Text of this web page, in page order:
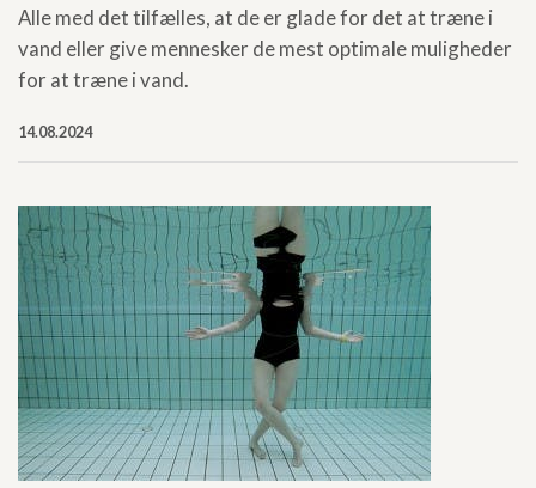
Alle med det tilfælles, at de er glade for det at træne i
vand eller give mennesker de mest optimale muligheder
for at træne i vand.
14.08.2024